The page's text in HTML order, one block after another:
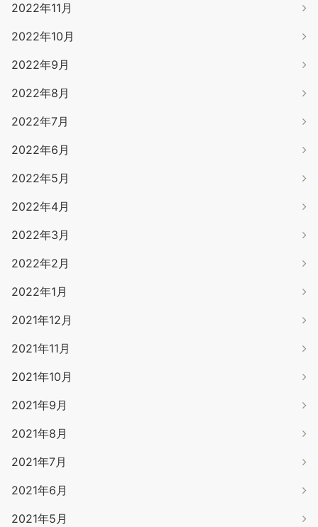
2022年11月
2022年10月
2022年9月
2022年8月
2022年7月
2022年6月
2022年5月
2022年4月
2022年3月
2022年2月
2022年1月
2021年12月
2021年11月
2021年10月
2021年9月
2021年8月
2021年7月
2021年6月
2021年5月